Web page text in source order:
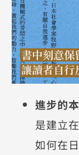
進步的
是建立
如何在